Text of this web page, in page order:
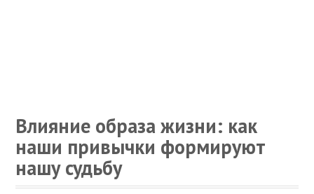
Влияние образа жизни: как
наши привычки формируют
нашу судьбу